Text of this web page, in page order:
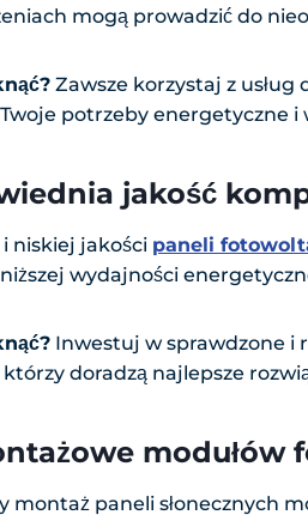
mogą prowadzić do
Zawsze korzystaj z
potrzeby energetyczne
jakość
niskiej jakości paneli
wydajności
Inwestuj w sprawdzone i
doradzą najlepsze
montaż paneli słonecznych